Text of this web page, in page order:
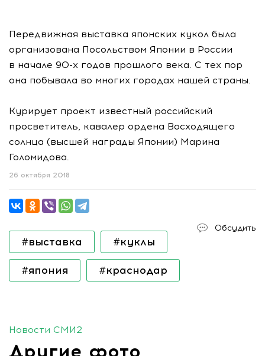
Передвижная выставка японских кукол была
организована Посольством Японии в России
в начале 90-х годов прошлого века. С тех пор
она побывала во многих городах нашей страны.
Курирует проект известный российский
просветитель, кавалер ордена Восходящего
солнца (высшей награды Японии) Марина
Голомидова.
26 октября 2018
Обсудить
#выставка #куклы
#япония #краснодар
Новости СМИ2
Другие фото